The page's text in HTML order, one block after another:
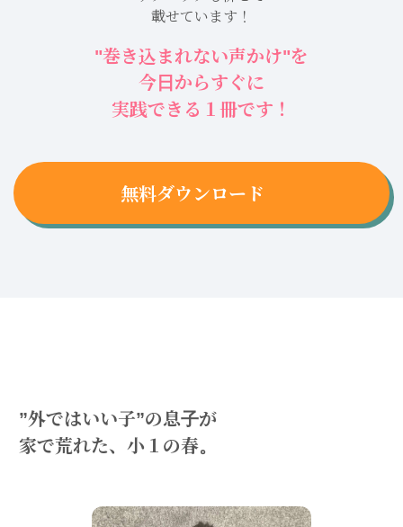
載せています！
"巻き込まれない声かけ"を
今日からすぐに
実践できる１冊です！
無料ダウンロード
”外ではいい子”の息子が
家で荒れた、小１の春。